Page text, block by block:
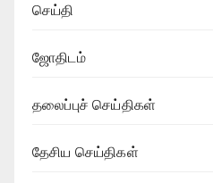
செய்தி
ஜோதிடம்
தலைப்புச் செய்திகள்
தேசிய செய்திகள்